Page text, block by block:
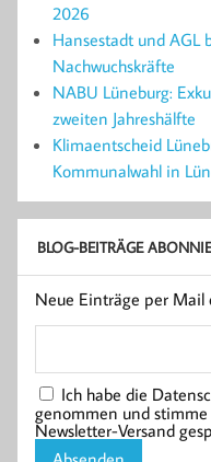
2026
Hansestadt und AGL
Nachwuchskräfte
NABU Lüneburg:
zweiten Jahreshälfte
Klimaentscheid
Kommunalwahl in
BLOG-BEITRÄGE
Neue Einträge per Mail
Ich habe die
genommen und
Newsletter-Versand